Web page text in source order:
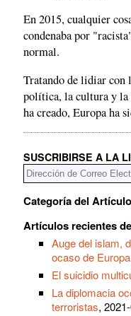
En 2015, cualquier
condenaba por
normal.
Tratando de lidiar con
política, la cultura y
ha creado, Europa ha
SUSCRIBIRSE A LA
Categoría del
Artículos recientes de
Auge del islam,
ocaso de Europa
El suicidio
La diplomacia
terroristas,